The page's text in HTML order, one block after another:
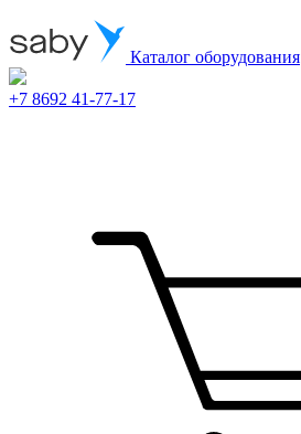
Каталог оборудования
+7 8692 41-77-17